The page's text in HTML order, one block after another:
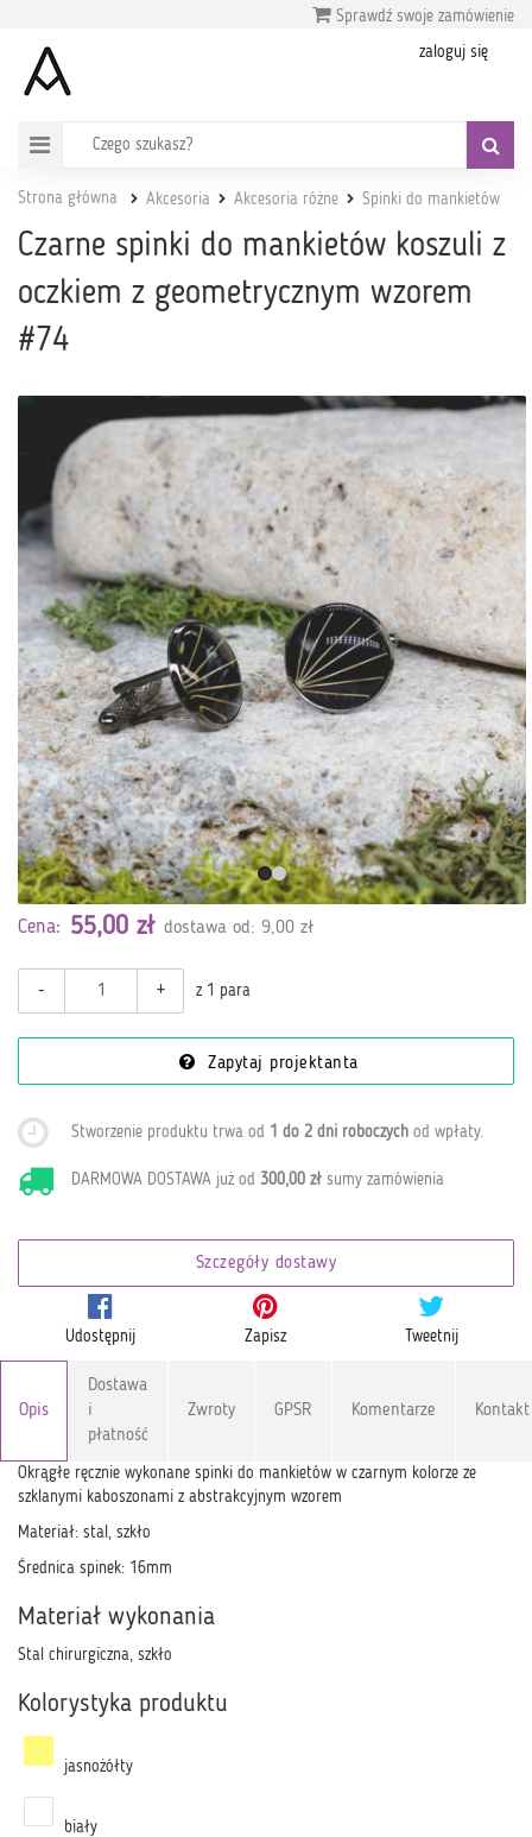
Sprawdź swoje zamówienie
zaloguj się
Strona główna Akcesoria Akcesoria różne Spinki do mankietów
Czarne spinki do mankietów koszuli z
oczkiem z geometrycznym wzorem
#74
Cena: 55,00 zł dostawa od: 9,00 zł
- + z 1 para
Zapytaj projektanta
Stworzenie produktu trwa od 1 do 2 dni roboczych od wpłaty.
DARMOWA DOSTAWA już od300,00 zł sumy zamówienia
Szczegóły dostawy
Udostępnij Zapisz Tweetnij
Opis
Dostawa
i
płatność
Zwroty GPSR Komentarze Kontakt
Okrągłe ręcznie wykonane spinki do mankietów w czarnym kolorze ze
szklanymi kaboszonami z abstrakcyjnym wzorem
Materiał: stal, szkło
Średnica spinek: 16mm
Materiał wykonania
Stal chirurgiczna, szkło
Kolorystyka produktu
jasnożółty
biały